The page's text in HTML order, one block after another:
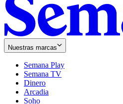
Nuestras marcas
Semana Play
Semana TV
Dinero
Arcadia
Soho